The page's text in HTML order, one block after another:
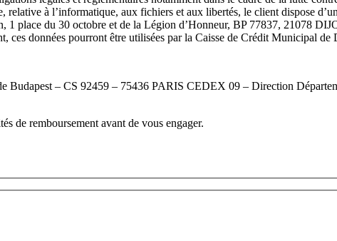
à l’informatique, aux fichiers et aux libertés, le client dispose
place du 30 octobre et de la Légion d’Honneur, BP 77837, 21078
ces données pourront être utilisées par la Caisse de Crédit Municipal
Budapest – CS 92459 – 75436 PARIS CEDEX 09 – Direction
de remboursement avant de vous engager.